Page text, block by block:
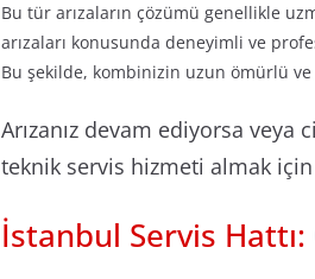
Bu tür arızaların çözümü genellikle
arızaları konusunda deneyimli ve
Bu şekilde, kombinizin uzun ömürlü ve
Arızanız devam ediyorsa veya
teknik servis hizmeti almak
İstanbul Servis Hattı: